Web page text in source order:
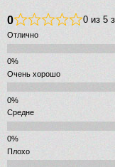
0 0 из 5
Отлично
Очень хорошо
Средне
Плохо